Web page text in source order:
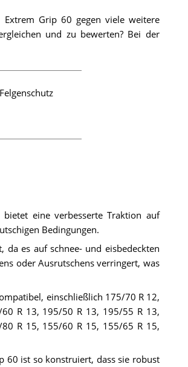
Grip 60 gegen viele weitere
und zu bewerten? Bei der
Felgenschutz
eine verbesserte Traktion auf
Bedingungen.
da es auf schnee- und eisbedeckten
oder Ausrutschens verringert, was
einschließlich 175/70 R 12,
R 13, 195/50 R 13, 195/55 R 13,
R 15, 155/60 R 15, 155/65 R 15,
60 ist so konstruiert, dass sie robust